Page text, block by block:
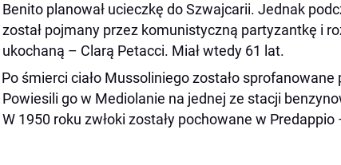
Benito planował ucieczkę do Szwajcarii. Jednak
został pojmany przez komunistyczną partyzantkę i
ukochaną – Clarą Petacci. Miał wtedy 61 lat.
Po śmierci ciało Mussoliniego zostało sprofanowane
Powiesili go w Mediolanie na jednej ze stacji
W 1950 roku zwłoki zostały pochowane w